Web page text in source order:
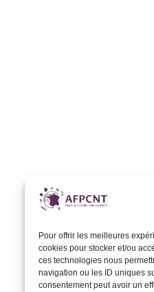
Pour offrir les meilleures
cookies pour stocker et/ou
ces technologies nous
navigation ou les ID uniques
consentement peut avoir un